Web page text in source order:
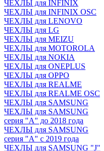
ЧЕХЛЫ для INFINIX
ЧЕХЛЫ для INFINIX OSC
ЧЕХЛЫ для LENOVO
ЧЕХЛЫ для LG
ЧЕХЛЫ для MEIZU
ЧЕХЛЫ для MOTOROLA
ЧЕХЛЫ для NOKIA
ЧЕХЛЫ для ONEPLUS
ЧЕХЛЫ для OPPO
ЧЕХЛЫ для REALME
ЧЕХЛЫ для REALME OSC
ЧЕХЛЫ для SAMSUNG
ЧЕХЛЫ для SAMSUNG
серия "A" до 2018 года
ЧЕХЛЫ для SAMSUNG
серия "A" с 2019 года
ЧЕХЛЫ для SAMSUNG "J"